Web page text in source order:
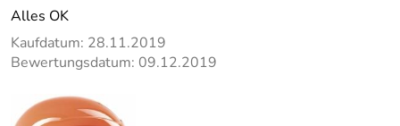
Alles OK
Kaufdatum: 28.11.2019
Bewertungsdatum: 09.12.2019